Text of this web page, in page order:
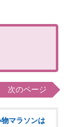
次のページ
物マラソンは